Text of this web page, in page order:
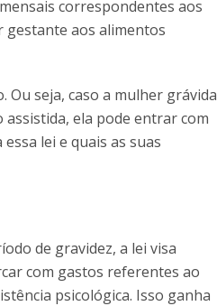
correspondentes aos
gestante aos alimentos
Ou seja, caso a mulher grávida
ela pode entrar com
lei e quais as suas
de gravidez, a lei visa
com gastos referentes ao
psicológica. Isso ganha